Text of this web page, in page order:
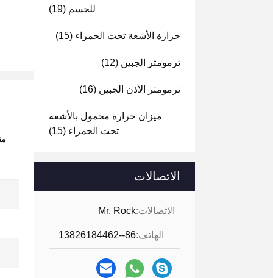
للجسم (19)
حرارة الأشعة تحت الحمراء (15)
ترمومتر الجبين (12)
ترمومتر الأذن الجبين (16)
ميزان حرارة محمول بالأشعة
تحت الحمراء (15)
الاتصالات
الاتصالات:Mr. Rock
الهاتف:86--13826184462